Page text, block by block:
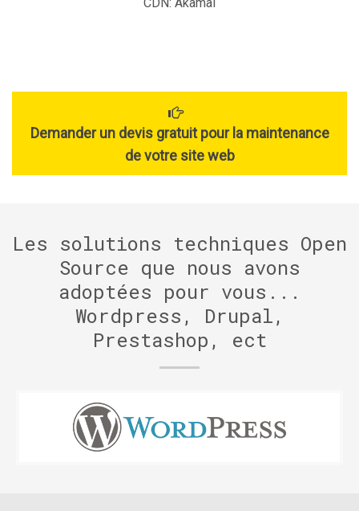
Demander un devis gratuit pour la maintenance
de votre site web
Les solutions techniques Open
Source que nous avons
adoptées pour vous...
Wordpress, Drupal,
Prestashop, ect